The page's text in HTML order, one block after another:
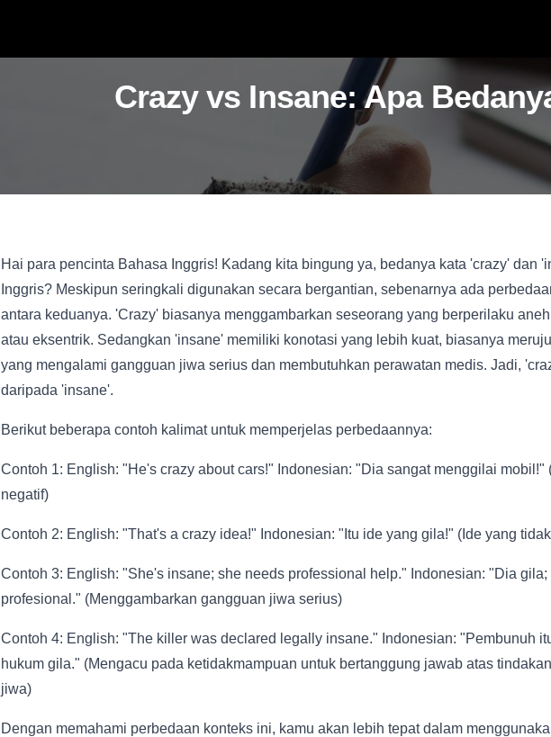
Crazy vs Insane: Apa
Hai para pencinta Bahasa Inggris! Kadang kita bingung ya, bedanya kata 'crazy' dan
Inggris? Meskipun seringkali digunakan secara bergantian, sebenarnya ada
antara keduanya. 'Crazy' biasanya menggambarkan seseorang yang berperilaku
atau eksentrik. Sedangkan 'insane' memiliki konotasi yang lebih kuat, biasanya
yang mengalami gangguan jiwa serius dan membutuhkan perawatan medis. Jadi,
daripada 'insane'.
Berikut beberapa contoh kalimat untuk memperjelas perbedaannya:
Contoh 1: English: "He's crazy about cars!" Indonesian: "Dia sangat menggilai mobil!"
negatif)
Contoh 2: English: "That's a crazy idea!" Indonesian: "Itu ide yang gila!" (Ide yang
Contoh 3: English: "She's insane; she needs professional help." Indonesian: "Dia
profesional." (Menggambarkan gangguan jiwa serius)
Contoh 4: English: "The killer was declared legally insane." Indonesian: "Pembunuh
hukum gila." (Mengacu pada ketidakmampuan untuk bertanggung jawab atas
jiwa)
Dengan memahami perbedaan konteks ini, kamu akan lebih tepat dalam